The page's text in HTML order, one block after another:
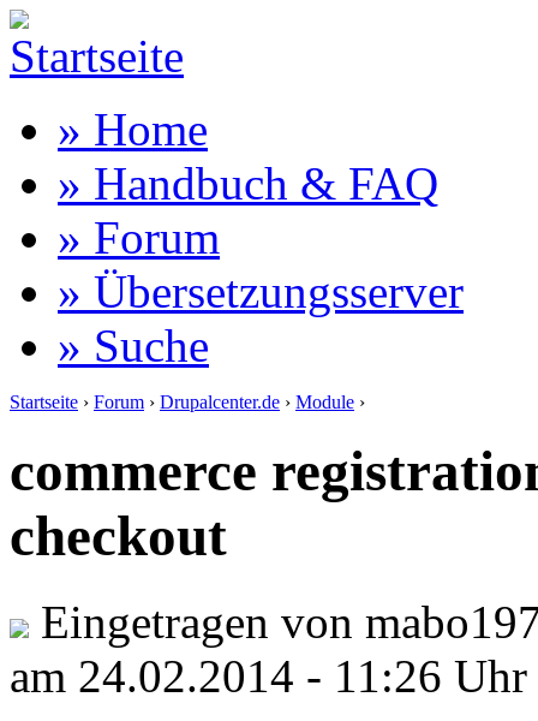
» Home
» Handbuch & FAQ
» Forum
» Übersetzungsserver
» Suche
Startseite › Forum › Drupalcenter.de › Module ›
commerce
checkout
Eingetragen von
am 24.02.2014 - 11:26 Uhr